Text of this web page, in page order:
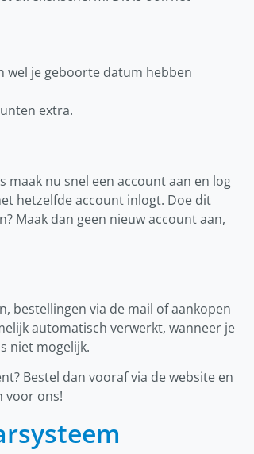
wel je geboorte datum hebben
extra.
maak nu snel een account aan en log
hetzelfde account inlogt. Doe dit
Maak dan geen nieuw account aan,
bestellingen via de mail of aankopen
automatisch verwerkt, wanneer je
niet mogelijk.
Bestel dan vooraf via de website en
voor ons!